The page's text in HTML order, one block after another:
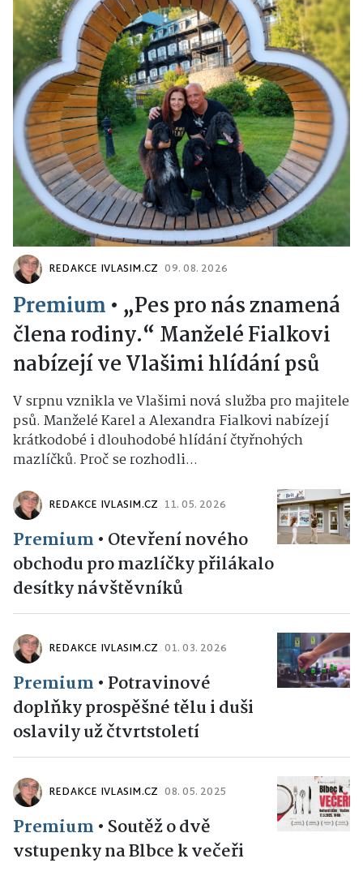
REDAKCE IVLASIM.CZ 09. 08. 2026
Premium • „Pes pro nás znamená
člena rodiny.“ Manželé Fialkovi
nabízejí ve Vlašimi hlídání psů
V srpnu vznikla ve Vlašimi nová služba pro majitele
psů. Manželé Karel a Alexandra Fialkovi nabízejí
krátkodobé i dlouhodobé hlídání čtyřnohých
mazlíčků. Proč se rozhodli...
REDAKCE IVLASIM.CZ 11. 05. 2026
Premium • Otevření nového
obchodu pro mazlíčky přilákalo
desítky návštěvníků
REDAKCE IVLASIM.CZ 01. 03. 2026
Premium • Potravinové
doplňky prospěšné tělu i duši
oslavily už čtvrtstoletí
REDAKCE IVLASIM.CZ 08. 05. 2025
Premium • Soutěž o dvě
vstupenky na Blbce k večeři